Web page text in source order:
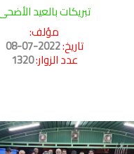
تبريكات بالعيد
مؤلف:
تاريخ:2022-07-08
عدد الزوار:1320